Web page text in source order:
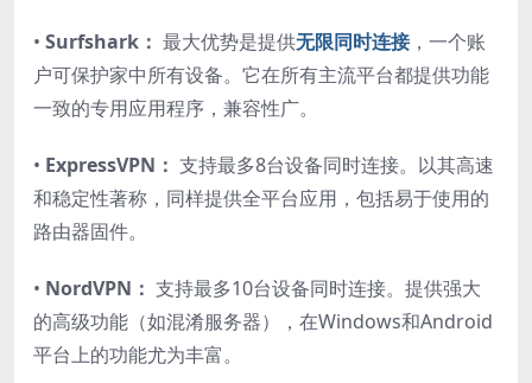
• Surfshark： 最大优势是提供无限同时连接，一个账
户可保护家中所有设备。它在所有主流平台都提供功能
一致的专用应用程序，兼容性广。
• ExpressVPN： 支持最多8台设备同时连接。以其高速
和稳定性著称，同样提供全平台应用，包括易于使用的
路由器固件。
• NordVPN： 支持最多10台设备同时连接。提供强大
的高级功能（如混淆服务器），在Windows和Android
平台上的功能尤为丰富。